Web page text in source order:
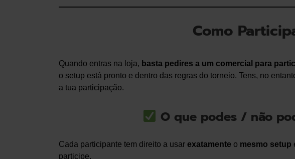
Como
Quando entras na loja, basta pedires a um comercial para
o setup está pronto e dentro das regras do torneio. Tens, no
a tua participação.
O que podes / não
Cada participante tem direito a usar exatamente o mesmo setup
participe.